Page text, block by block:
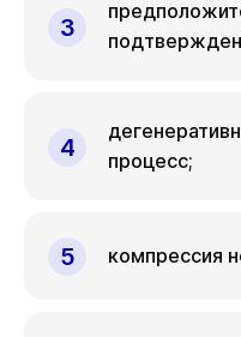
процесс;
компрессия